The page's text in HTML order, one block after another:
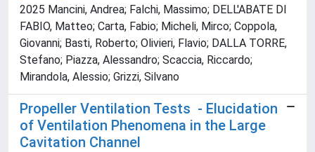
2025 Mancini, Andrea; Falchi, Massimo; DELL'ABATE DI
FABIO, Matteo; Carta, Fabio; Micheli, Mirco; Coppola,
Giovanni; Basti, Roberto; Olivieri, Flavio; DALLA TORRE,
Stefano; Piazza, Alessandro; Scaccia, Riccardo;
Mirandola, Alessio; Grizzi, Silvano
Propeller Ventilation Tests - Elucidation
of Ventilation Phenomena in the Large
Cavitation Channel